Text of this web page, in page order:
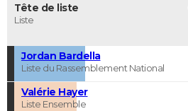
Tête de liste
Liste
Jordan Bardella
Liste du Rassemblement National
Valérie Hayer
Liste Ensemble